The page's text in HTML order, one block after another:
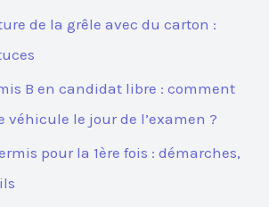
de la grêle avec du carton :
B en candidat libre : comment
véhicule le jour de l’examen ?
pour la 1ère fois : démarches,